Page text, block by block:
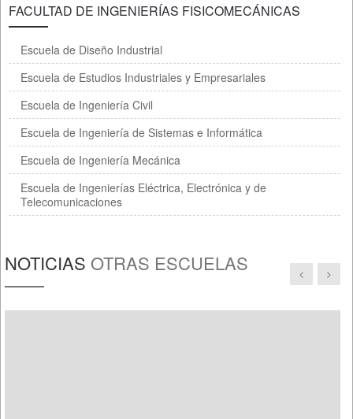
FACULTAD DE INGENIERÍAS FISICOMECÁNICAS
Escuela de Diseño Industrial
Escuela de Estudios Industriales y Empresariales
Escuela de Ingeniería Civil
Escuela de Ingeniería de Sistemas e Informática
Escuela de Ingeniería Mecánica
Escuela de Ingenierías Eléctrica, Electrónica y de
Telecomunicaciones
NOTICIAS OTRAS ESCUELAS